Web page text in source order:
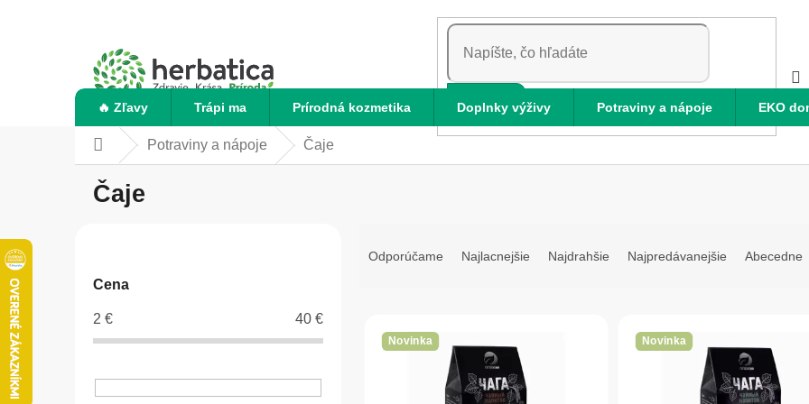
HĽADAŤ
🔥 Zľavy Trápi ma Prírodná kozmetika Doplnky výživy Potraviny a nápoje EKO
DomovPotraviny a nápoje Čaje
Čaje
Cena
2 € 40 €
Odporúčame Najlacnejšie Najdrahšie Najpredávanejšie Abecedne
Novinka Novinka